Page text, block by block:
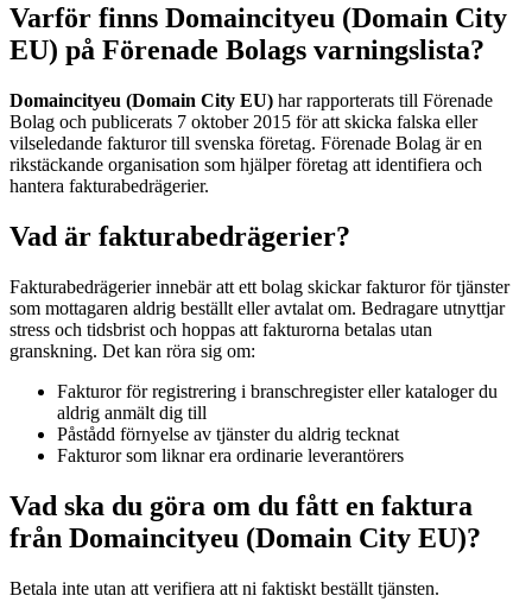
Varför finns Domaincityeu (Domain City
EU) på Förenade Bolags varningslista?
Domaincityeu (Domain City EU) har rapporterats till Förenade
Bolag och publicerats 7 oktober 2015 för att skicka falska eller
vilseledande fakturor till svenska företag. Förenade Bolag är en
rikstäckande organisation som hjälper företag att identifiera och
hantera fakturabedrägerier.
Vad är fakturabedrägerier?
Fakturabedrägerier innebär att ett bolag skickar fakturor för tjänster
som mottagaren aldrig beställt eller avtalat om. Bedragare utnyttjar
stress och tidsbrist och hoppas att fakturorna betalas utan
granskning. Det kan röra sig om:
Fakturor för registrering i branschregister eller kataloger du
aldrig anmält dig till
Påstådd förnyelse av tjänster du aldrig tecknat
Fakturor som liknar era ordinarie leverantörers
Vad ska du göra om du fått en faktura
från Domaincityeu (Domain City EU)?
Betala inte utan att verifiera att ni faktiskt beställt tjänsten.